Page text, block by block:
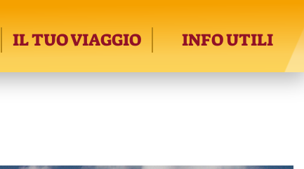
IL TUO VIAGGIO INFO UTILI